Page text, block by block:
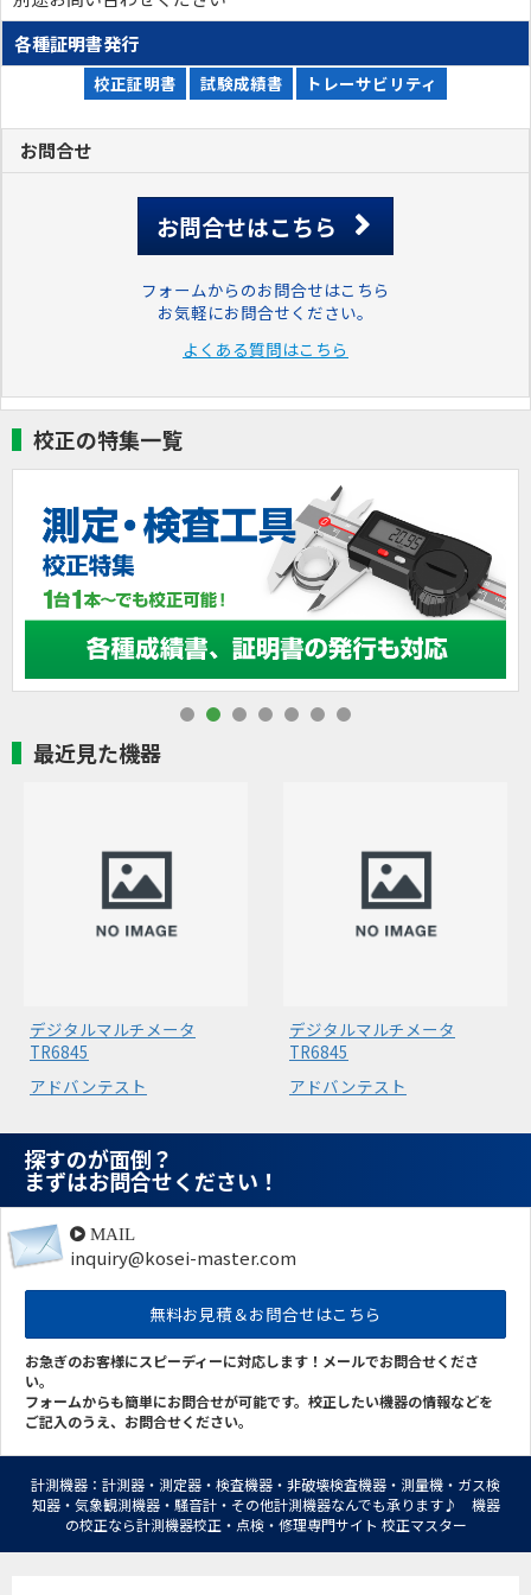
各種証明書発行
校正証明書 試験成績書 トレーサビリティ
お問合せ
お問合せはこちら
フォームからのお問合せはこちら
お気軽にお問合せください。
よくある質問はこちら
校正の特集一覧
最近見た機器
デジタルマルチメータ
TR6845
アドバンテスト
デジタルマルチメータ
TR6845
アドバンテスト
探すのが面倒？
まずはお問合せください！
MAIL
inquiry@kosei-master.com
無料お見積＆お問合せはこちら
お急ぎのお客様にスピーディーに対応します！メールでお問合せくださ
い。
フォームからも簡単にお問合せが可能です。校正したい機器の情報などを
ご記入のうえ、お問合せください。
計測機器：計測器・測定器・検査機器・非破壊検査機器・測量機・ガス検
知器・気象観測機器・騒音計・その他計測機器なんでも承ります♪ 機器
の校正なら計測機器校正・点検・修理専門サイト 校正マスター